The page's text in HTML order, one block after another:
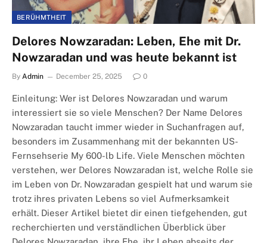
BERÜHMTHEIT
Delores Nowzaradan: Leben, Ehe mit Dr.
Nowzaradan und was heute bekannt ist
By Admin December 25, 2025 0
Einleitung: Wer ist Delores Nowzaradan und warum
interessiert sie so viele Menschen? Der Name Delores
Nowzaradan taucht immer wieder in Suchanfragen auf,
besonders im Zusammenhang mit der bekannten US-
Fernsehserie My 600-lb Life. Viele Menschen möchten
verstehen, wer Delores Nowzaradan ist, welche Rolle sie
im Leben von Dr. Nowzaradan gespielt hat und warum sie
trotz ihres privaten Lebens so viel Aufmerksamkeit
erhält. Dieser Artikel bietet dir einen tiefgehenden, gut
recherchierten und verständlichen Überblick über